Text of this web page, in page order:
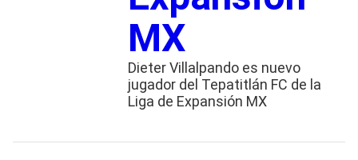
MX
Dieter Villalpando es nuevo
jugador del Tepatitlán FC de la
Liga de Expansión MX